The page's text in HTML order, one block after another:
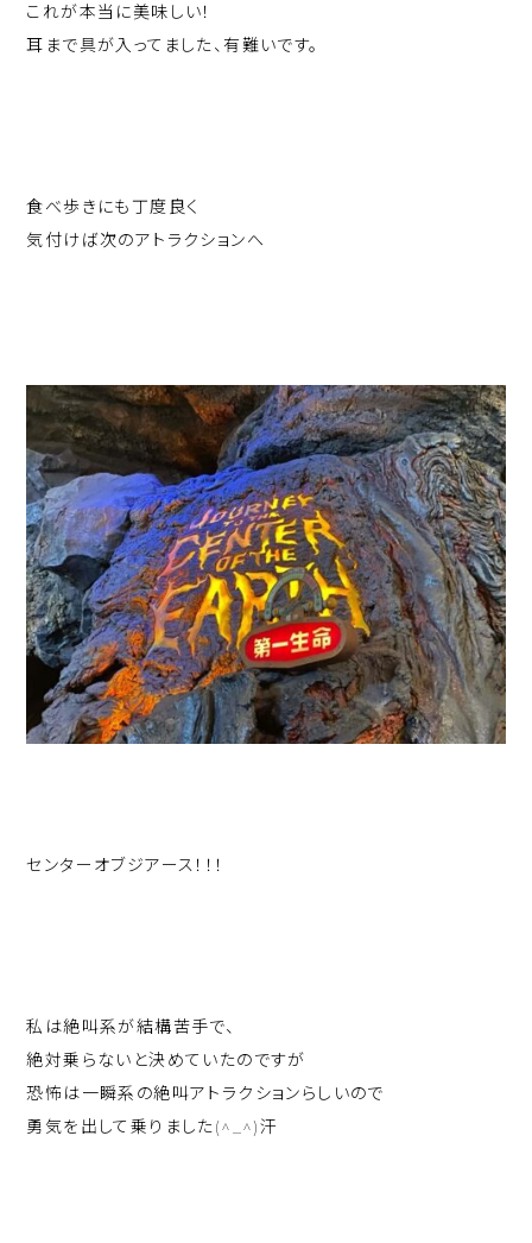
これが本当に美味しい！
耳まで具が入ってました、有難いです。
食べ歩きにも丁度良く
気付けば次のアトラクションへ
センターオブジアース！！！
私は絶叫系が結構苦手で、
絶対乗らないと決めていたのですが
恐怖は一瞬系の絶叫アトラクションらしいので
勇気を出して乗りました(^_^)汗